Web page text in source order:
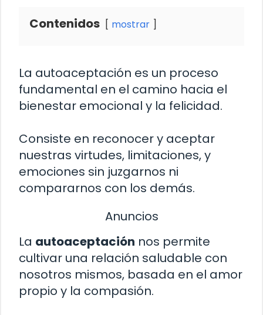
Contenidos mostrar
La autoaceptación es un proceso
fundamental en el camino hacia el
bienestar emocional y la felicidad.
Consiste en reconocer y aceptar
nuestras virtudes, limitaciones, y
emociones sin juzgarnos ni
compararnos con los demás.
Anuncios
La autoaceptación nos permite
cultivar una relación saludable con
nosotros mismos, basada en el amor
propio y la compasión.